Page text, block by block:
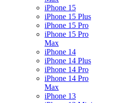
iPhone 15
iPhone 15 Plus
iPhone 15 Pro
iPhone 15 Pro
Max
iPhone 14
iPhone 14 Plus
iPhone 14 Pro
iPhone 14 Pro
Max
iPhone 13